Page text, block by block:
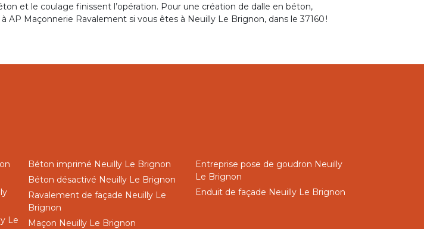
et le coulage finissent l’opération. Pour une création de dalle en béton,
AP Maçonnerie Ravalement si vous êtes à Neuilly Le Brignon, dans le 37160 !
Le
Béton imprimé Neuilly Le Brignon
Béton désactivé Neuilly Le Brignon
Ravalement de façade Neuilly Le
Brignon
Maçon Neuilly Le Brignon
Entreprise pose de goudron Neuilly
Le Brignon
Enduit de façade Neuilly Le Brignon